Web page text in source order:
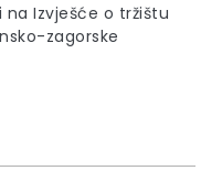
Izvješće o tržištu
zagorske